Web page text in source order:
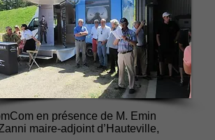
en présence de M. Emin
maire-adjoint d’Hauteville,